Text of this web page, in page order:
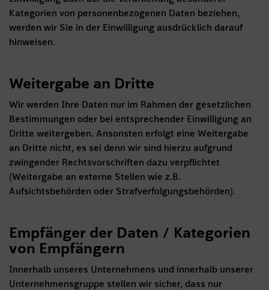
Kategorien von personenbezogenen Daten beziehen,
werden wir Sie in der Einwilligung ausdrücklich darauf
hinweisen.
Weitergabe an Dritte
Wir werden Ihre Daten nur im Rahmen der gesetzlichen
Bestimmungen oder bei entsprechender Einwilligung an
Dritte weitergeben. Ansonsten erfolgt eine Weitergabe
an Dritte nicht, es sei denn wir sind hierzu aufgrund
zwingender Rechtsvorschriften dazu verpflichtet
(Weitergabe an externe Stellen wie z.B.
Aufsichtsbehörden oder Strafverfolgungsbehörden).
Empfänger der Daten / Kategorien
von Empfängern
Innerhalb unseres Unternehmens und innerhalb unserer
Unternehmensgruppe stellen wir sicher, dass nur